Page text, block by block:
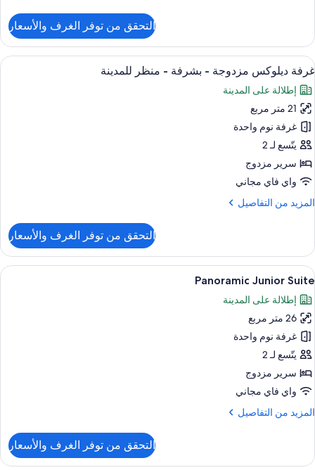
غرفة
ديلوكس
مزدوجة
منظر
للمدينة
التحقق من توفر الغرف والأسعار
استعراض
جميع
صور
غرفة
ديلوكس
مزدوجة
-
بشرفة
منظر
أغطية فراش متميزة وميني بار وخزنة
5
غرفة ديلوكس مزدوجة - بشرفة - منظر للمدينة
إطلالة على المدينة
21 متر مربع
غرفة نوم واحدة
يتّسع لـ 2
سرير مزدوج
واي فاي مجاني
المزيد من التفاصيل
المزيد
غرفة
ديلوكس
مزدوجة
بشرفة
منظر
للمدينة
التحقق من توفر الغرف والأسعار
استعراض
جميع
صور
Panoramic
Junior
Suite
أغطية فراش متميزة وميني بار وخزنة
8
Panoramic Junior Suite
إطلالة على المدينة
26 متر مربع
غرفة نوم واحدة
يتّسع لـ 2
سرير مزدوج
واي فاي مجاني
المزيد من التفاصيل
المزيد
Panoramic
التحقق من توفر الغرف والأسعار